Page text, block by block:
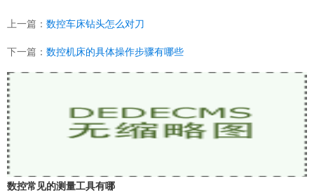
上一篇： 数控车床钻头怎么对刀
下一篇： 数控机床的具体操作步骤有哪些
数控常见的测量工具有哪